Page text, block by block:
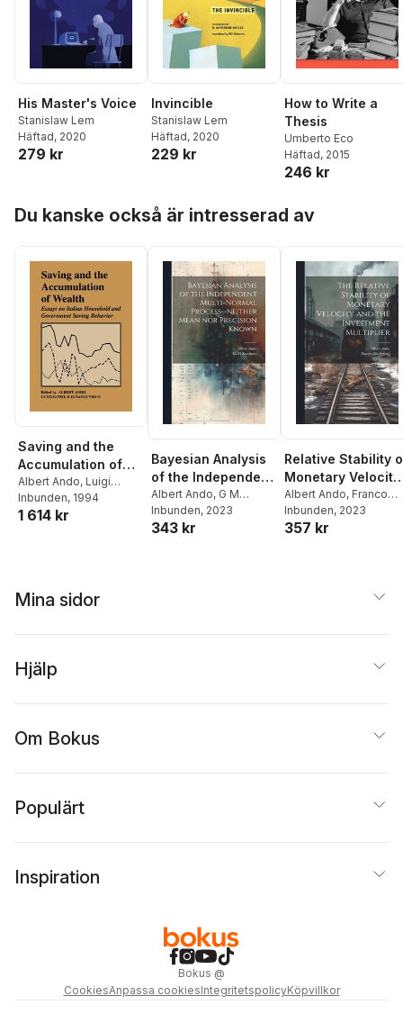
His Master's Voice
Stanislaw Lem
Häftad, 2020
279 kr
Invincible
Stanislaw Lem
Häftad, 2020
229 kr
How to Write a
Thesis
Umberto Eco
Häftad, 2015
246 kr
Du kanske också är intresserad av
Saving and the
Accumulation of
Wealth
Albert Ando, Luigi
Guiso,Ignazio Visco
Inbunden, 1994
1 614 kr
Bayesian Analysis
of the Independent
Multi-normal
Process--neither
Mean nor Precision
Albert Ando, G M
Kaufman
Inbunden, 2023
343 kr
Relative Stability
Monetary Velocity
and the
Multiplier
Albert Ando, Franco
Modigliani
Inbunden, 2023
357 kr
Mina sidor
Hjälp
Om Bokus
Populärt
Inspiration
Bokus @
CookiesAnpassa cookiesIntegritetspolicyKöpvillkor